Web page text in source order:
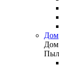
Дом
Дом